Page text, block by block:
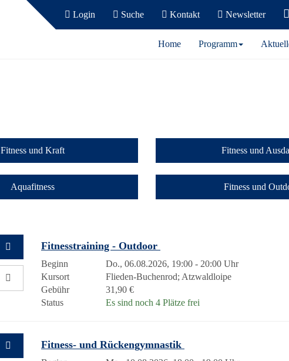
Login Suche Kontakt Newsletter
Home Programm
Fitness und Kraft Fitness und
Aquafitness Fitness und
Fitnesstraining - Outdoor
Beginn
Do., 06.08.2026, 19:00 - 20:00 Uhr
Kursort
Flieden-Buchenrod; Atzwaldloipe
Gebühr
31,90 €
Status
Es sind noch 4 Plätze frei
Fitness- und Rückengymnastik